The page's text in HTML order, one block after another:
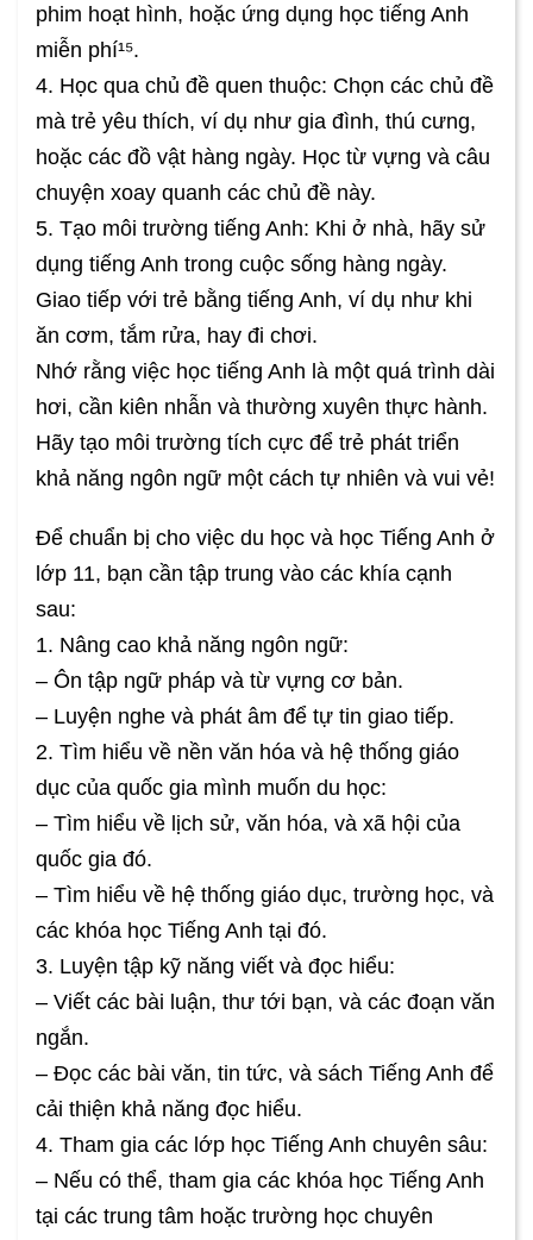
phim hoạt hình, hoặc ứng dụng học tiếng Anh
miễn phí¹⁵.
4. Học qua chủ đề quen thuộc: Chọn các chủ đề
mà trẻ yêu thích, ví dụ như gia đình, thú cưng,
hoặc các đồ vật hàng ngày. Học từ vựng và câu
chuyện xoay quanh các chủ đề này.
5. Tạo môi trường tiếng Anh: Khi ở nhà, hãy sử
dụng tiếng Anh trong cuộc sống hàng ngày.
Giao tiếp với trẻ bằng tiếng Anh, ví dụ như khi
ăn cơm, tắm rửa, hay đi chơi.
Nhớ rằng việc học tiếng Anh là một quá trình dài
hơi, cần kiên nhẫn và thường xuyên thực hành.
Hãy tạo môi trường tích cực để trẻ phát triển
khả năng ngôn ngữ một cách tự nhiên và vui vẻ!
Để chuẩn bị cho việc du học và học Tiếng Anh ở
lớp 11, bạn cần tập trung vào các khía cạnh
sau:
1. Nâng cao khả năng ngôn ngữ:
– Ôn tập ngữ pháp và từ vựng cơ bản.
– Luyện nghe và phát âm để tự tin giao tiếp.
2. Tìm hiểu về nền văn hóa và hệ thống giáo
dục của quốc gia mình muốn du học:
– Tìm hiểu về lịch sử, văn hóa, và xã hội của
quốc gia đó.
– Tìm hiểu về hệ thống giáo dục, trường học, và
các khóa học Tiếng Anh tại đó.
3. Luyện tập kỹ năng viết và đọc hiểu:
– Viết các bài luận, thư tới bạn, và các đoạn văn
ngắn.
– Đọc các bài văn, tin tức, và sách Tiếng Anh để
cải thiện khả năng đọc hiểu.
4. Tham gia các lớp học Tiếng Anh chuyên sâu:
– Nếu có thể, tham gia các khóa học Tiếng Anh
tại các trung tâm hoặc trường học chuyên